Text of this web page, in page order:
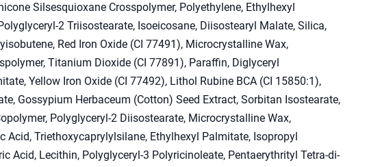
Silsesquioxane Crosspolymer, Polyethylene, Ethylhexyl
2 Triisostearate, Isoeicosane, Diisostearyl Malate, Silica,
Red Iron Oxide (CI 77491), Microcrystalline Wax,
Titanium Dioxide (CI 77891), Paraffin, Diglyceryl
Yellow Iron Oxide (CI 77492), Lithol Rubine BCA (CI 15850:1),
Gossypium Herbaceum (Cotton) Seed Extract, Sorbitan Isostearate,
Polyglyceryl-2 Diisostearate, Microcrystalline Wax,
Acid, Triethoxycaprylylsilane, Ethylhexyl Palmitate, Isopropyl
Acid, Lecithin, Polyglyceryl-3 Polyricinoleate, Pentaerythrityl Tetra-di-